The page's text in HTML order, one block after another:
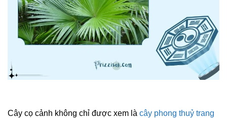
Cây cọ cảnh không chỉ được xem là cây phong thuỷ trang